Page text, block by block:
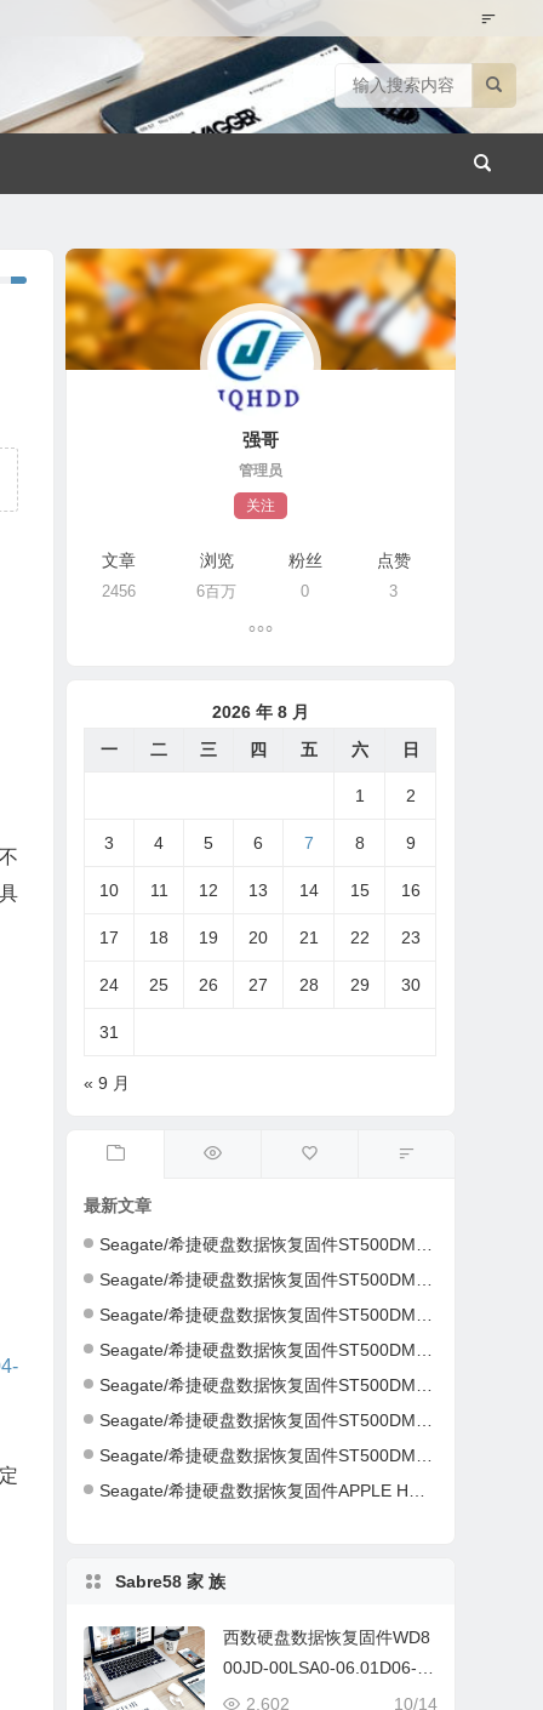
强哥
管理员
关注
文章
2456
浏览
6百万
粉丝
0
点赞
3
2026 年 8 月
一
二 三 四 五 六 日
1 2
3 4 5 6 7 8 9
10 11 12 13 14 15 16
17 18 19 20 21 22 23
24 25 26 27 28 29 30
31
« 9 月
最新文章
Seagate/希捷硬盘数据恢复固件ST500DM002-1ER14C-CC46-S4Y4K583-PC3000全套
Seagate/希捷硬盘数据恢复固件ST500DM002-1ER14C-CC43-Z4Y16NC5-PC3000全套
Seagate/希捷硬盘数据恢复固件ST500DM002-1CH14C-CC49-Z1DA7L6D-PC3000全套
Seagate/希捷硬盘数据恢复固件ST500DM002-1CH14C-CC49-Z1DA7L6D-PC3000全套
Seagate/希捷硬盘数据恢复固件ST500DM002-1CH14C-CC49-S1DHMP2Y-PC3000全套
Seagate/希捷硬盘数据恢复固件ST500DM002-1CH14C-CC47-W1D1W19H-PC3000全套
Seagate/希捷硬盘数据恢复固件ST500DM002-1CH14C-CC46-Z1D9B2G6-PC3000全套
Seagate/希捷硬盘数据恢复固件APPLE HDD ST2000DM001-AQ03-W8E01Z5H-PC3000全套
Sabre58 家 族
西数硬盘数据恢复固件WD8
00JD-00LSA0-06.01D06-W
D-WMAM9HS08897-00060
10/14
2,602